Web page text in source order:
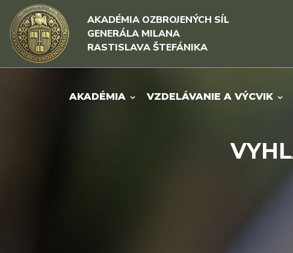
Rovno na obsah
Rovno na menu
AKADÉMIA OZBROJENÝCH SÍL
GENERÁLA MILANA
RASTISLAVA ŠTEFÁNIKA
AKADÉMIA VZDELÁVANIE A VÝCVIK